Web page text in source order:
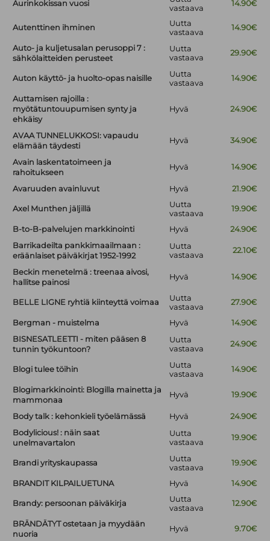
Aurinkokissan vuosi
vastaava
14.90€
Autenttinen ihminen
Uutta
vastaava
14.90€
Auto- ja kuljetusalan perusoppi 7 :
sähkölaitteiden perusteet
Uutta
vastaava
29.90€
Auton käyttö- ja huolto-opas naisille
Uutta
vastaava
14.90€
Auttamisen rajoilla :
myötätuntouupumisen synty ja
ehkäisy
Hyvä 24.90€
AVAA TUNNELUKKOSI: vapaudu
elämään täydesti
Hyvä 34.90€
Avain laskentatoimeen ja
rahoitukseen
Hyvä 14.90€
Avaruuden avainluvut Hyvä 21.90€
Axel Munthen jäljillä
Uutta
vastaava
19.90€
B-to-B-palvelujen markkinointi Hyvä
24.90€
Barrikadeilta pankkimaailmaan :
eräänlaiset päiväkirjat 1952-1992
Uutta
vastaava
22.10€
Beckin menetelmä : treenaa aivosi,
hallitse painosi
Hyvä 14.90€
BELLE LIGNE ryhtiä kiinteyttä voimaa
Uutta
vastaava
27.90€
Bergman - muistelma Hyvä
14.90€
BISNESATLEETTI - miten pääsen 8
tunnin työkuntoon?
Uutta
vastaava
24.90€
Blogi tulee töihin
Uutta
vastaava
14.90€
Blogimarkkinointi: Blogilla mainetta ja
mammonaa
Hyvä 19.90€
Body talk : kehonkieli työelämässä Hyvä
24.90€
Bodylicious! : näin saat
unelmavartalon
Uutta
vastaava
19.90€
Brandi yrityskaupassa
Uutta
vastaava
19.90€
BRANDIT KILPAILUETUNA Hyvä 14.90€
Brandy: persoonan päiväkirja
Uutta
vastaava
12.90€
BRÄNDÄTYT ostetaan ja myydään
nuoria
Hyvä 9.70€